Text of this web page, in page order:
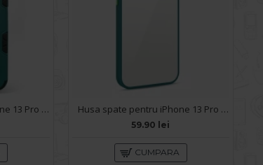
Husa spate pentru iPhone 13 Pro Max - Mantis Case Verde Crud / Negru Husa spate pentru iPhone 13 Pro Max - Leaf Case Verde
59.90 lei
CUMPARA